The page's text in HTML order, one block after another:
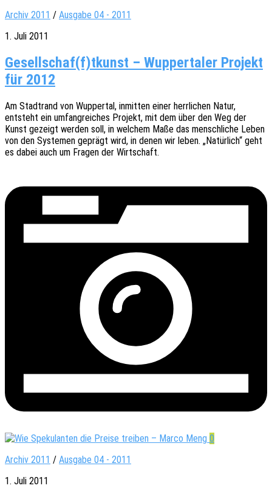
Archiv 2011 / Ausgabe 04 - 2011
1. Juli 2011
Gesellschaf(f)tkunst – Wuppertaler Projekt
für 2012
Am Stadt­rand von Wupper­tal, inmit­ten einer herr­li­chen Natur,
entsteht ein umfang­rei­ches Projekt, mit dem über den Weg der
Kunst gezeigt werden soll, in welchem Maße das mensch­li­che Leben
von den Syste­men geprägt wird, in denen wir leben. „Natür­lich“ geht
es dabei auch um Fragen der Wirtschaft.
0
Archiv 2011 / Ausgabe 04 - 2011
1. Juli 2011